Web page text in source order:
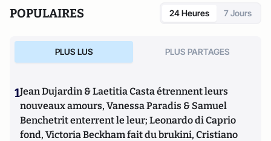
POPULAIRES 24 Heures 7 Jours
PLUS LUS PLUS PARTAGES
1Jean Dujardin & Laetitia Casta étrennent leurs
nouveaux amours, Vanessa Paradis & Samuel
Benchetrit enterrent le leur; Leonardo di Caprio
fond, Victoria Beckham fait du brukini, Cristiano